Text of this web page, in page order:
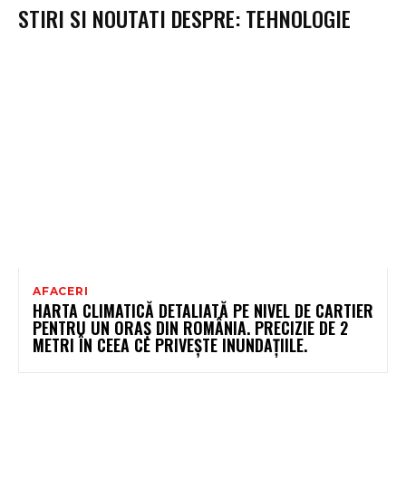
STIRI SI NOUTATI DESPRE:TEHNOLOGIE
AFACERI
HARTA CLIMATICĂ DETALIATĂ PE NIVEL DE CARTIER
PENTRU UN ORAȘ DIN ROMÂNIA. PRECIZIE DE 2
METRI ÎN CEEA CE PRIVEȘTE INUNDAȚIILE.